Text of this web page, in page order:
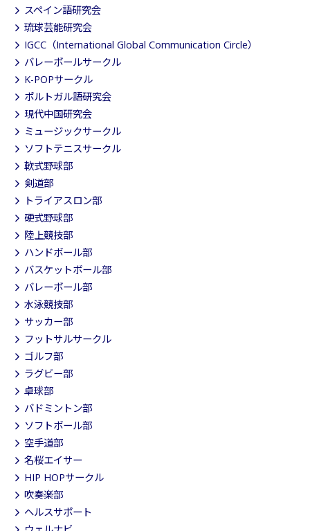
スペイン語研究会
琉球芸能研究会
IGCC（International Global Communication Circle）
バレーボールサークル
K-POPサークル
ポルトガル語研究会
現代中国研究会
ミュージックサークル
ソフトテニスサークル
軟式野球部
剣道部
トライアスロン部
硬式野球部
陸上競技部
ハンドボール部
バスケットボール部
バレーボール部
水泳競技部
サッカー部
フットサルサークル
ゴルフ部
ラグビー部
卓球部
バドミントン部
ソフトボール部
空手道部
名桜エイサー
HIP HOPサークル
吹奏楽部
ヘルスサポート